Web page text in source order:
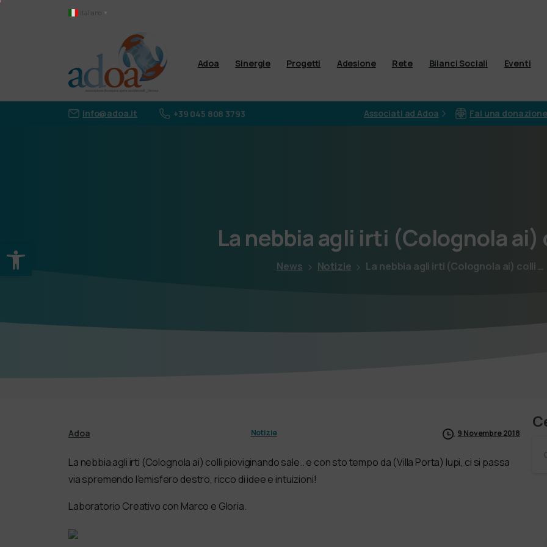
Apri la barra degli strumenti
Italiano ▼
Adoa Sinergie Progetti Adesione Rete Bilanci Sociali Eventi
info@adoa.it +39 045 808 3793 Associati ad Adoa Fai una donazione
La nebbiaagli irti (Colognolaai)
News Notizie La nebbia agli irti (Colognola ai) colli …
Adoa Notizie 9 Novembre 2018
La nebbia agli irti (Colognola ai) colli pioviginando sale.. e con sto tempo da (Villa Porta) lupi, ci si passa
via spremendo l’emisfero destro, ricco di idee e intuizioni!
Laboratorio Creativo con Marco e Gloria.